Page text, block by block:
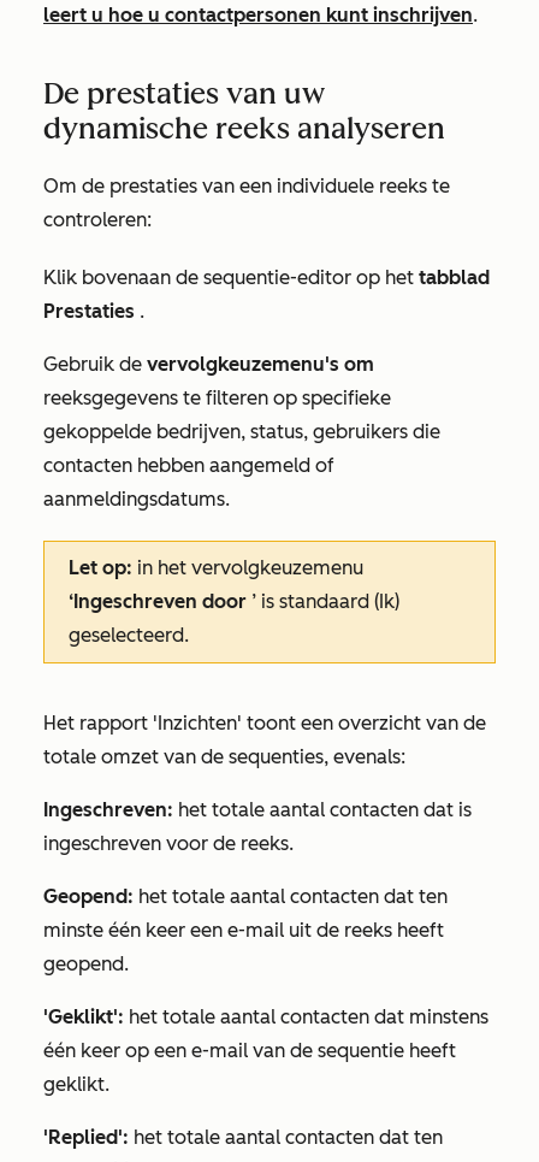
leert u hoe u contactpersonen kunt inschrijven.
De prestaties van uw
dynamische reeks analyseren
Om de prestaties van een individuele reeks te
controleren:
Klik bovenaan de sequentie-editor op het tabblad
Prestaties .
Gebruik de vervolgkeuzemenu's om
reeksgegevens te filteren op specifieke
gekoppelde bedrijven, status, gebruikers die
contacten hebben aangemeld of
aanmeldingsdatums.
Let op: in het vervolgkeuzemenu
‘Ingeschreven door ’ is standaard (Ik)
geselecteerd.
Het rapport 'Inzichten' toont een overzicht van de
totale omzet van de sequenties, evenals:
Ingeschreven: het totale aantal contacten dat is
ingeschreven voor de reeks.
Geopend: het totale aantal contacten dat ten
minste één keer een e-mail uit de reeks heeft
geopend.
'Geklikt': het totale aantal contacten dat minstens
één keer op een e-mail van de sequentie heeft
geklikt.
'Replied': het totale aantal contacten dat ten